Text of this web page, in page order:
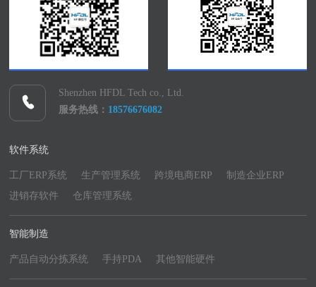
Shenzhen HFDL Tech co., Ltd.
服务热线： 18576676082
软件系统
工厂ERP系统 生产管理系统 跨境电商ERP
制造企业ERP
进销存软件
仓库管理系统
智能制造
产品自动分拣系统 手持PDA 其他智能硬件